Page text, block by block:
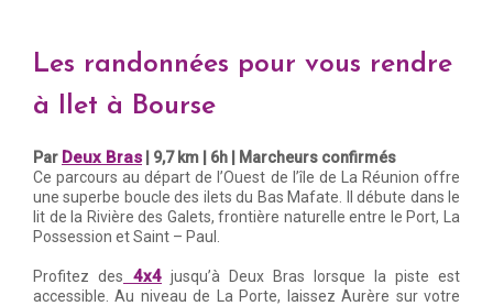
Les randonnées pour vous rendre
à Ilet à Bourse
Par Deux Bras | 9,7 km | 6h | Marcheurs confirmés
Ce parcours au départ de l’Ouest de l’île de La Réunion offre
une superbe boucle des ilets du Bas Mafate. Il débute dans le
lit de la Rivière des Galets, frontière naturelle entre le Port, La
Possession et Saint – Paul.
Profitez des 4x4 jusqu’à Deux Bras lorsque la piste est
accessible. Au niveau de La Porte, laissez Aurère sur votre